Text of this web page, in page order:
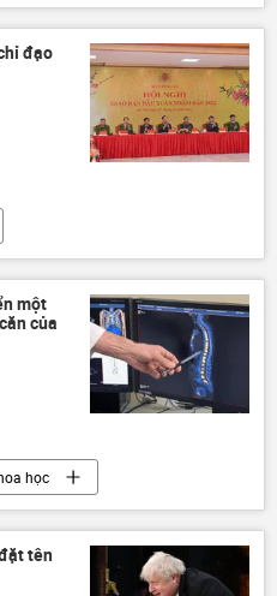
đạo
một
của
học
Sức khoẻ
tên